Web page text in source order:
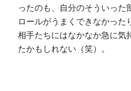
ったのも、自分のそういった
ロールがうまくできなかった
相手たちにはなかなか急に気
たかもしれない（笑）。